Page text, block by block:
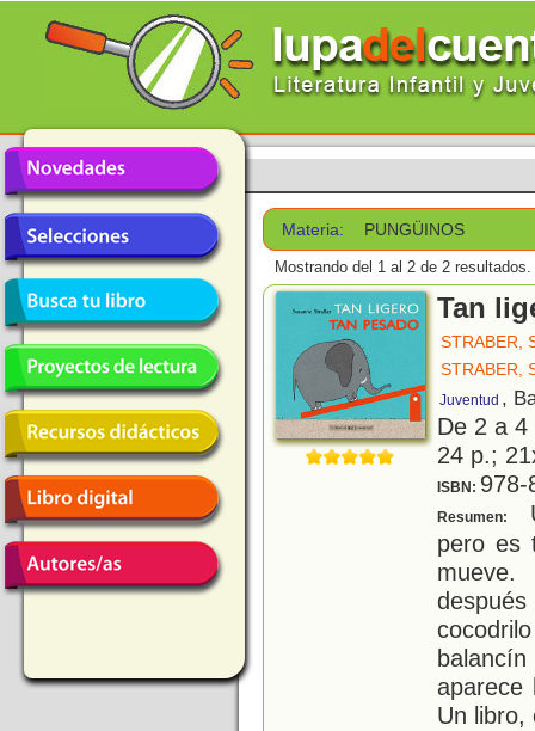
Materia: PUNGÜINOS
Mostrando del 1 al 2 de 2 resultados.
Tan
STRABER,
STRABER,
Juventud ,
De 2 a
24 p.;
ISBN: 978-
Resumen:
pero es
aparece
Un libro,